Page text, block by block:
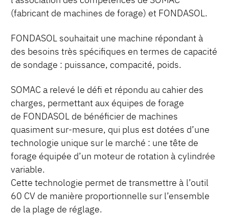
(fabricant de machines de forage) et FONDASOL.
FONDASOL souhaitait une machine répondant à
des besoins très spécifiques en termes de capacité
de sondage : puissance, compacité, poids.
SOMAC a relevé le défi et répondu au cahier des
charges, permettant aux équipes de forage
de FONDASOL de bénéficier de machines
quasiment sur-mesure, qui plus est dotées d’une
technologie unique sur le marché : une tête de
forage équipée d’un moteur de rotation à cylindrée
variable.
Cette technologie permet de transmettre à l’outil
60 CV de manière proportionnelle sur l’ensemble
de la plage de réglage.